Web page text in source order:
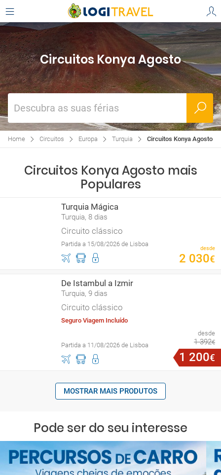
Circuitos Konya Agosto
Descubra as suas férias
Home Circuitos Europa Turquia Circuitos Konya Agosto
Circuitos Konya Agosto mais
Populares
Turquia Mágica
Turquia, 8 dias
Circuito clássico
Partida a 15/08/2026 de Lisboa
desde
2 030€
De Istambul a Izmir
Turquia, 9 dias
Circuito clássico
Seguro Viagem Incluído
Partida a 11/08/2026 de Lisboa
desde
1 392€
1 200€
MOSTRAR MAIS PRODUTOS
Pode ser do seu interesse